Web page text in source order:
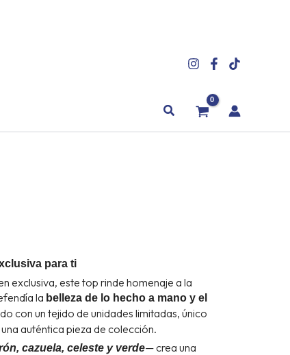
Buscar
para ti
exclusiva, este top rinde homenaje a la
la belleza de lo hecho a mano y el
con un tejido de unidades limitadas, único
auténtica pieza de colección.
cazuela, celeste y verde— crea una